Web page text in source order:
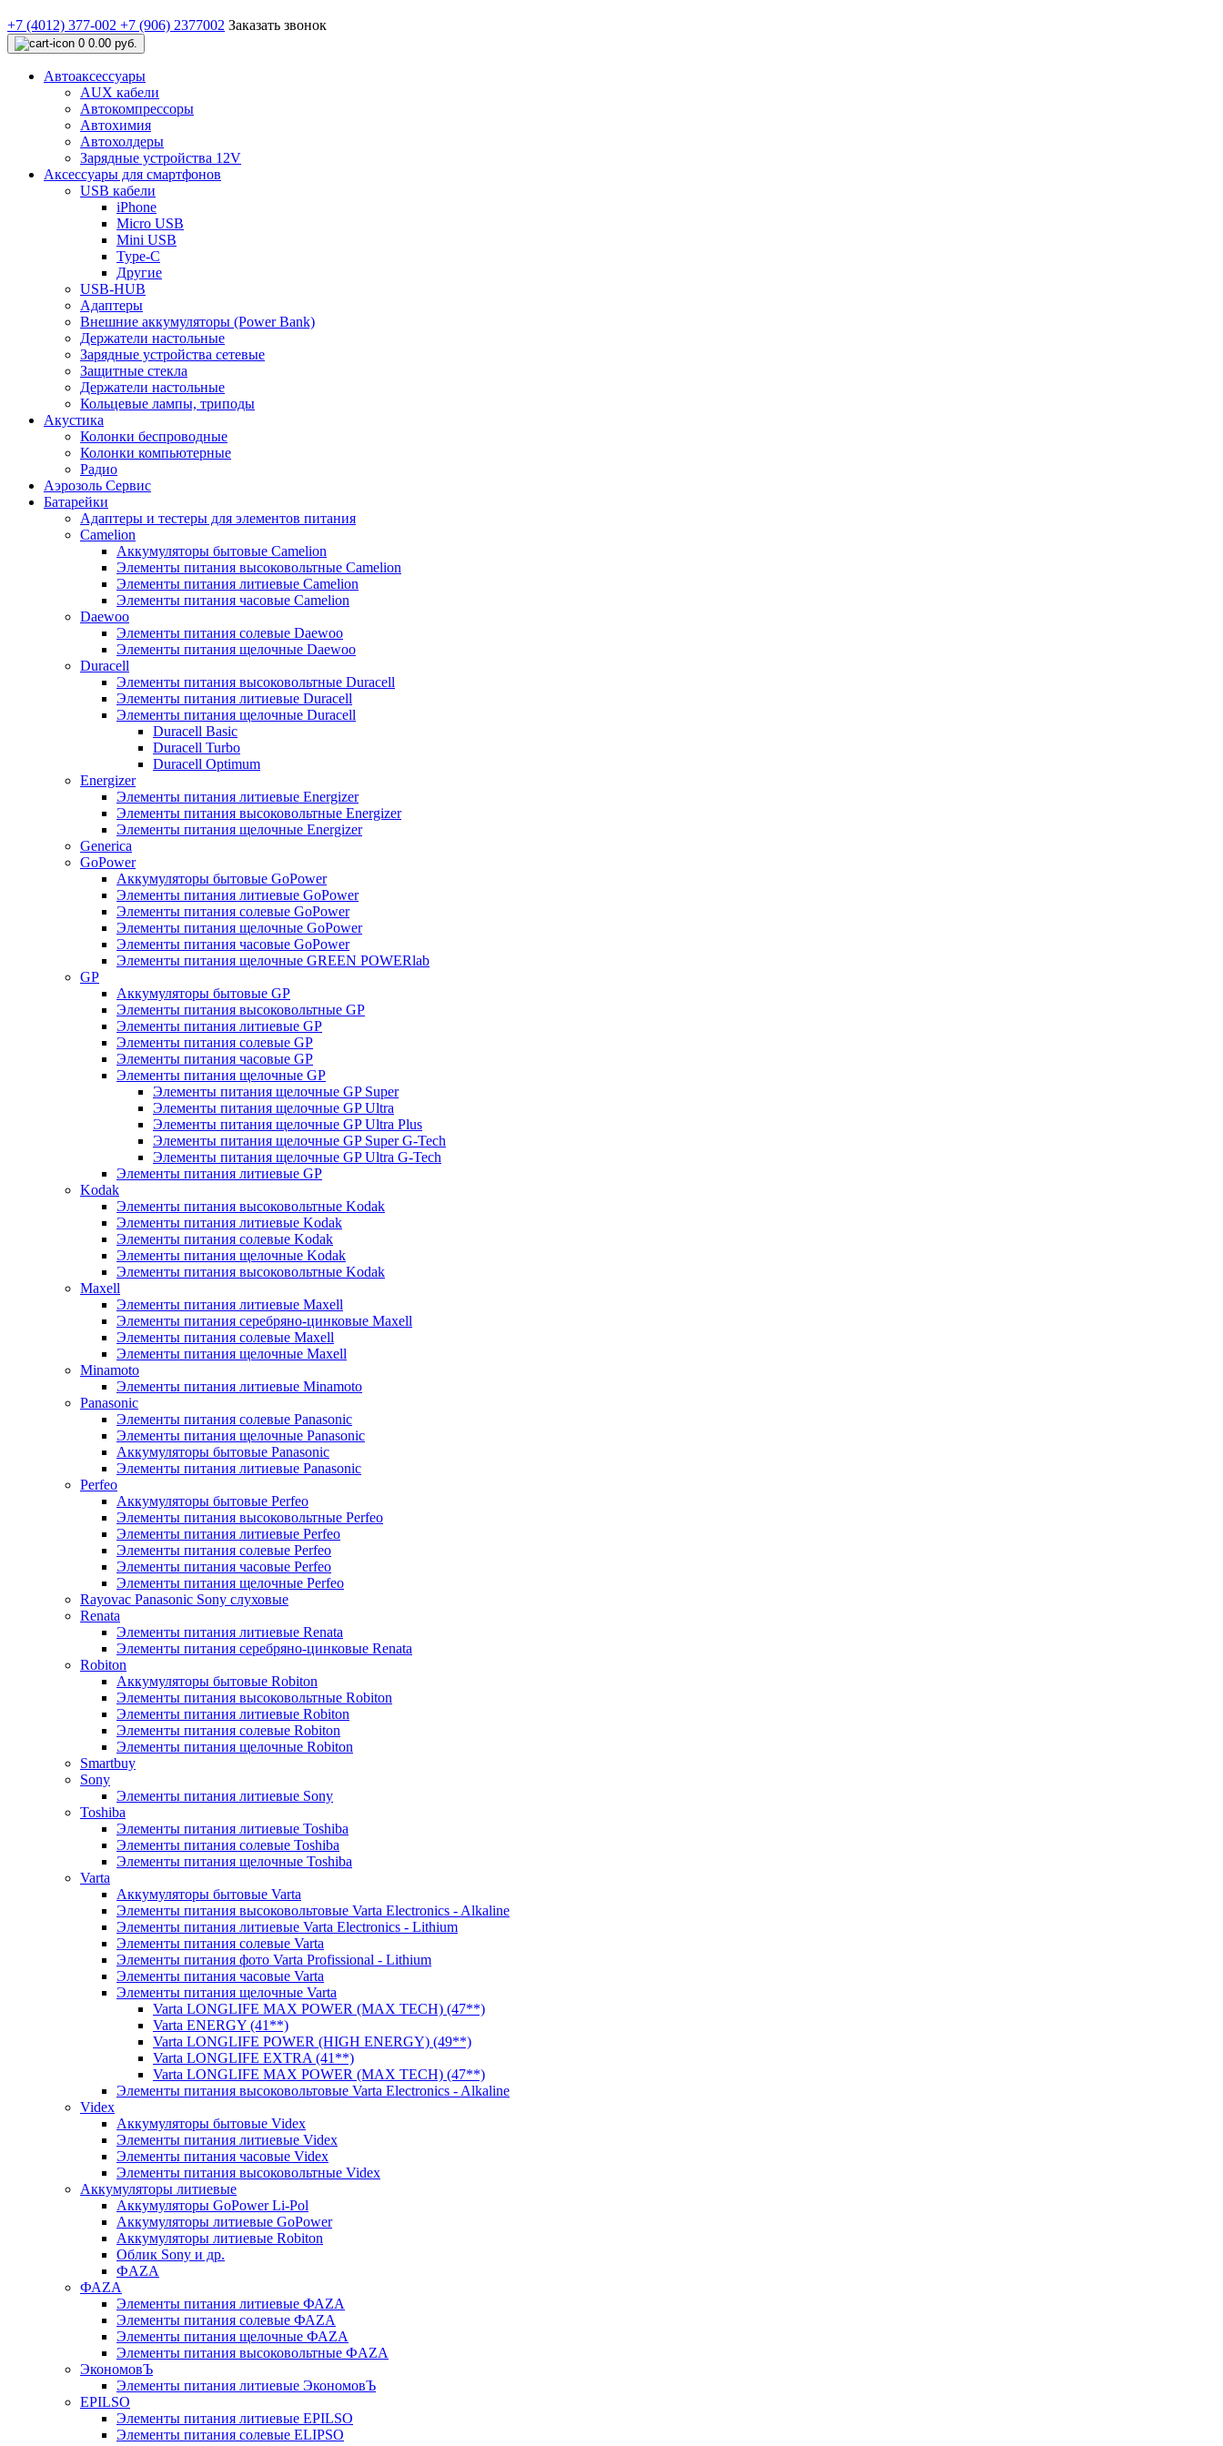
+7 (4012) 377-002 +7 (906) 2377002 Заказать звонок
0 0.00 руб.
Автоаксессуары
AUX кабели
Автокомпрессоры
Автохимия
Автохолдеры
Зарядные устройства 12V
Аксессуары для смартфонов
USB кабели
iPhone
Micro USB
Mini USB
Type-C
Другие
USB-HUB
Адаптеры
Внешние аккумуляторы (Power Bank)
Держатели настольные
Зарядные устройства сетевые
Защитные стекла
Держатели настольные
Кольцевые лампы, триподы
Акустика
Колонки беспроводные
Колонки компьютерные
Радио
Аэрозоль Сервис
Батарейки
Aдаптеры и тестеры для элементов питания
Camelion
Аккумуляторы бытовые Camelion
Элементы питания высоковольтные Camelion
Элементы питания литиевые Camelion
Элементы питания часовые Camelion
Daewoo
Элементы питания солевые Daewoo
Элементы питания щелочные Daewoo
Duracell
Элементы питания высоковольтные Duracell
Элементы питания литиевые Duracell
Элементы питания щелочные Duracell
Duracell Basic
Duracell Turbo
Duracell Optimum
Energizer
Элементы питания литиевые Energizer
Элементы питания высоковольтные Energizer
Элементы питания щелочные Energizer
Generica
GoPower
Аккумуляторы бытовые GoPower
Элементы питания литиевые GoPower
Элементы питания солевые GoPower
Элементы питания щелочные GoPower
Элементы питания часовые GoPower
Элементы питания щелочные GREEN POWERlab
GP
Аккумуляторы бытовые GP
Элементы питания высоковольтные GP
Элементы питания литиевые GP
Элементы питания солевые GP
Элементы питания часовые GP
Элементы питания щелочные GP
Элементы питания щелочные GP Super
Элементы питания щелочные GP Ultra
Элементы питания щелочные GP Ultra Plus
Элементы питания щелочные GP Super G-Tech
Элементы питания щелочные GP Ultra G-Tech
Элементы питания литиевые GP
Kodak
Элементы питания высоковольтные Kodak
Элементы питания литиевые Kodak
Элементы питания солевые Kodak
Элементы питания щелочные Kodak
Элементы питания высоковольтные Kodak
Maxell
Элементы питания литиевые Maxell
Элементы питания серебряно-цинковые Maxell
Элементы питания солевые Maxell
Элементы питания щелочные Maxell
Minamoto
Элементы питания литиевые Minamoto
Panasonic
Элементы питания солевые Panasonic
Элементы питания щелочные Panasonic
Аккумуляторы бытовые Panasonic
Элементы питания литиевые Panasonic
Perfeo
Аккумуляторы бытовые Perfeo
Элементы питания высоковольтные Perfeo
Элементы питания литиевые Perfeo
Элементы питания солевые Perfeo
Элементы питания часовые Perfeo
Элементы питания щелочные Perfeo
Rayovac Panasonic Sony слуховые
Renata
Элементы питания литиевые Renata
Элементы питания серебряно-цинковые Renata
Robiton
Аккумуляторы бытовые Robiton
Элементы питания высоковольтные Robiton
Элементы питания литиевые Robiton
Элементы питания солевые Robiton
Элементы питания щелочные Robiton
Smartbuy
Sony
Элементы питания литиевые Sony
Toshiba
Элементы питания литиевые Toshiba
Элементы питания солевые Toshiba
Элементы питания щелочные Toshiba
Varta
Аккумуляторы бытовые Varta
Элементы питания высоковольтовые Varta Electronics - Alkaline
Элементы питания литиевые Varta Electronics - Lithium
Элементы питания солевые Varta
Элементы питания фото Varta Profissional - Lithium
Элементы питания часовые Varta
Элементы питания щелочные Varta
Varta LONGLIFE MAX POWER (MAX TECH) (47**)
Varta ENERGY (41**)
Varta LONGLIFE POWER (HIGH ENERGY) (49**)
Varta LONGLIFE EXTRA (41**)
Varta LONGLIFE MAX POWER (MAX TECH) (47**)
Элементы питания высоковольтовые Varta Electronics - Alkaline
Videx
Аккумуляторы бытовые Videx
Элементы питания литиевые Videx
Элементы питания часовые Videx
Элементы питания высоковольтные Videx
Аккумуляторы литиевые
Аккумуляторы GoPower Li-Pol
Аккумуляторы литиевые GoPower
Аккумуляторы литиевые Robiton
Облик Sony и др.
ФAZA
ФАZA
Элементы питания литиевые ФАZА
Элементы питания солевые ФАZА
Элементы питания щелочные ФАZА
Элементы питания высоковольтные ФAZA
ЭкономовЪ
Элементы питания литиевые ЭкономовЪ
EPILSO
Элементы питания литиевые EPILSO
Элементы питания солевые ELIPSO